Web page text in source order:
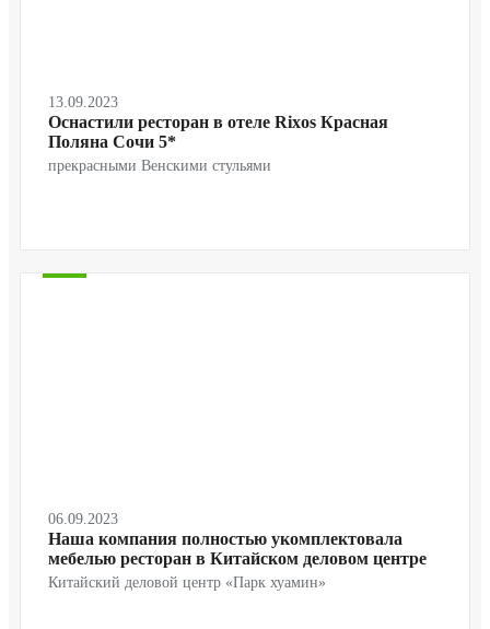
13.09.2023
Оснастили ресторан в отеле Rixos Красная
Поляна Сочи 5*
прекрасными Венскими стульями
06.09.2023
Наша компания полностью укомплектовала
мебелью ресторан в Китайском деловом центре
Китайский деловой центр «Парк хуамин»